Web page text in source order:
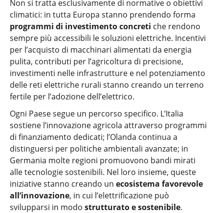
Non si tratta esclusivamente di normative o obiettivi
climatici: in tutta Europa stanno prendendo forma
programmi di investimento concreti che rendono
sempre più accessibili le soluzioni elettriche. Incentivi
per l’acquisto di macchinari alimentati da energia
pulita, contributi per l’agricoltura di precisione,
investimenti nelle infrastrutture e nel potenziamento
delle reti elettriche rurali stanno creando un terreno
fertile per l’adozione dell’elettrico.
Ogni Paese segue un percorso specifico. L’Italia
sostiene l’innovazione agricola attraverso programmi
di finanziamento dedicati; l’Olanda continua a
distinguersi per politiche ambientali avanzate; in
Germania molte regioni promuovono bandi mirati
alle tecnologie sostenibili. Nel loro insieme, queste
iniziative stanno creando un ecosistema favorevole
all’innovazione, in cui l’elettrificazione può
svilupparsi in modo strutturato e sostenibile.